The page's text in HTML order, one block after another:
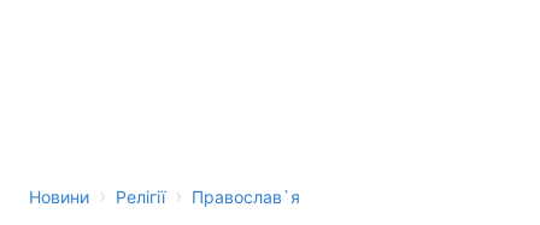
Новини › Релігії › Православ`я